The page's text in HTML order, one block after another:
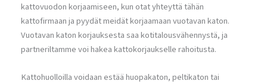
kattovuodon korjaamiseen, kun otat yhteyttä tähän
kattofirmaan ja pyydät meidät korjaamaan vuotavan katon.
Vuotavan katon korjauksesta saa kotitalousvähennystä, ja
partneriltamme voi hakea kattokorjaukselle rahoitusta.
Kattohuolloilla voidaan estää huopakaton, peltikaton tai